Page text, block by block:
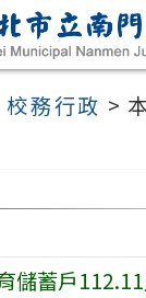
校務行政 >
儲蓄戶